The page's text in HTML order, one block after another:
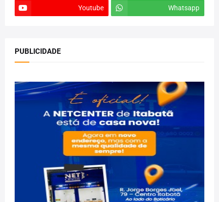
Youtube Whatsapp
PUBLICIDADE